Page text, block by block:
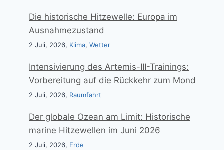
Die historische Hitzewelle: Europa im
Ausnahmezustand
2 Juli, 2026, Klima, Wetter
Intensivierung des Artemis-III-Trainings:
Vorbereitung auf die Rückkehr zum Mond
2 Juli, 2026, Raumfahrt
Der globale Ozean am Limit: Historische
marine Hitzewellen im Juni 2026
2 Juli, 2026, Erde